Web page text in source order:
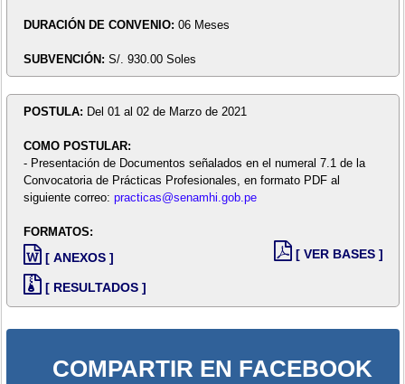
DURACIÓN DE CONVENIO: 06 Meses
SUBVENCIÓN: S/. 930.00 Soles
POSTULA: Del 01 al 02 de Marzo de 2021
COMO POSTULAR:
- Presentación de Documentos señalados en el numeral 7.1 de la
Convocatoria de Prácticas Profesionales, en formato PDF al
siguiente correo: practicas@senamhi.gob.pe
FORMATOS:
[ ANEXOS ]
[ RESULTADOS ]
[ VER BASES ]
COMPARTIR EN FACEBOOK